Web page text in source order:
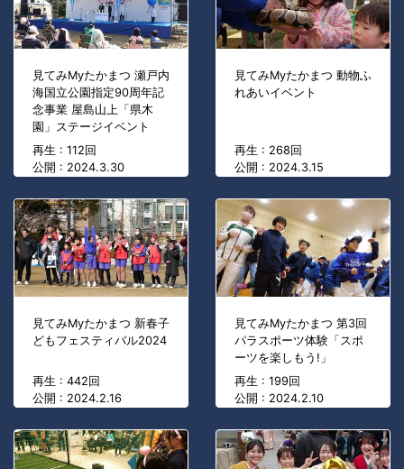
見てみMyたかまつ 瀬戸内
海国立公園指定90周年記
念事業 屋島山上「県木
園」ステージイベント
再生 : 112回
公開 : 2024.3.30
見てみMyたかまつ 動物ふ
れあいイベント
再生 : 268回
公開 : 2024.3.15
見てみMyたかまつ 新春子
どもフェスティバル2024
再生 : 442回
公開 : 2024.2.16
見てみMyたかまつ 第3回
パラスポーツ体験「スポ
ーツを楽しもう!」
再生 : 199回
公開 : 2024.2.10